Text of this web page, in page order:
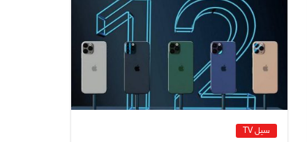
No Comment
هيئة الإعلام
والاتصالات تعتمد
رقمية موثوقة لدعم
الاقتصاد الرقمي
سيل TV